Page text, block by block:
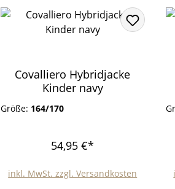
Covalliero Hybridjacke
Kinder navy
Größe: 164/170
54,95 €*
inkl. MwSt. zzgl. Versandkosten